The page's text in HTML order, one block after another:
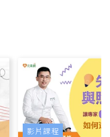
影片課程